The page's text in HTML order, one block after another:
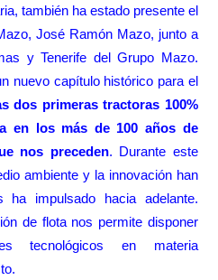
también ha estado presente el
José Ramón Mazo, junto a
y Tenerife del Grupo Mazo.
nuevo capítulo histórico para el
dos primeras tractoras 100%
en los más de 100 años de
nos preceden. Durante este
ambiente y la innovación han
impulsado hacia adelante.
de flota nos permite disponer
tecnológicos en materia